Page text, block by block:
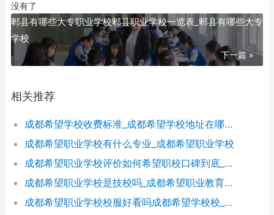
没有了
郫县有哪些大专职业学校郫县职业学校一览表_郫县有哪些大专
学校
下一篇 »
相关推荐
成都希望学校收费标准_成都希望学校地址在哪里呀
成都希望职业学校有什么专业_成都希望职业学校
成都希望职业学校评价如何希望职校口碑到底_成都希望职业学校烹饪专业
成都希望职业学校是技校吗_成都希望职业教育学校
成都希望职业学校校服好看吗成都希望学校校_成都希望职业学校官网